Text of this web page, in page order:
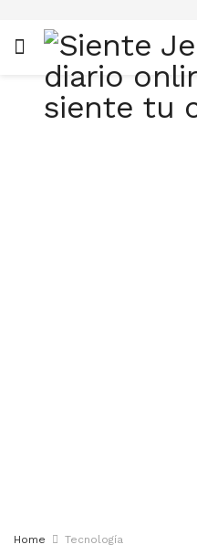
Home Tecnología